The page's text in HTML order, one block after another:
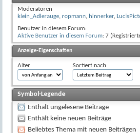
Moderatoren
klein_Adlerauge, ropmann, hinnerker,
Benutzer in diesem Forum:
Aktive Benutzer in diesem Forum: 7
Anzeige-Eigenschaften
Alter Sortiert nach
Symbol-Legende
Enthält ungelesene Beiträge
Enthält keine neuen Beiträge
Beliebtes Thema mit neuen Beiträgen